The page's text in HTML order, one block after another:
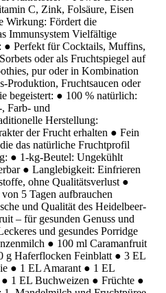
C, Zink, Folsäure, Eisen
Wirkung: Fördert die
Immunsystem Vielfältige
● Perfekt für Cocktails, Muffins,
oder als Fruchtspiegel auf
pur oder in Kombination
Produktion, Fruchtsaucen oder
begeistert: ● 100 % natürlich:
Farb- und
Herstellung:
der Frucht erhalten ● Fein
das natürliche Fruchtprofil
● 1-kg-Beutel: Ungekühlt
● Langlebigkeit: Einfrieren
ohne Qualitätsverlust ●
5 Tagen aufbrauchen
und Qualität des Heidelbeer-
– für gesunden Genuss und
und gesundes Porridge
● 100 ml Caramanfruit
g Haferflocken Feinblatt ● 3 EL
● 1 EL Amarant ● 1 EL
● 1 EL Buchweizen ● Früchte ●